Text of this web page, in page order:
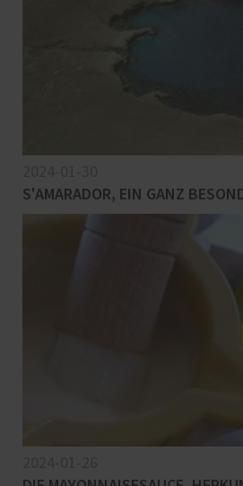
S'AMARADOR, EIN GANZ